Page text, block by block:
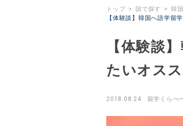
トップ 国で探す 韓
【体験談】韓国へ語学留
【体験談
たいオス
2018.08.24 留学くらべ